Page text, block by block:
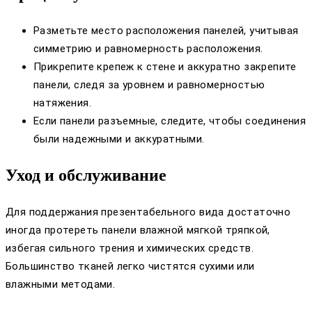
Разметьте место расположения панелей, учитывая
симметрию и равномерность расположения.
Прикрепите крепеж к стене и аккуратно закрепите
панели, следя за уровнем и равномерностью
натяжения.
Если панели разъемные, следите, чтобы соединения
были надежными и аккуратными.
Уход и обслуживание
Для поддержания презентабельного вида достаточно
иногда протереть панели влажной мягкой тряпкой,
избегая сильного трения и химических средств.
Большинство тканей легко чистятся сухими или
влажными методами.